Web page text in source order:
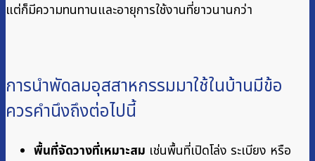
แต่ก็มีความทนทานและอายุการใช้งานที่ยาวนานกว่า
การนำพัดลมอุสสาหกรรมมาใช้ในบ้านมีข้อ
ควรคำนึงถึงต่อไปนี้
พื้นที่จัดวางที่เหมาะสม เช่นพื้นที่เปิดโล่ง ระเบียง หรือ